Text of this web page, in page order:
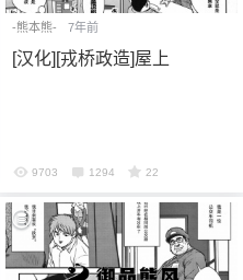
-熊本熊- 7年前
[汉化][戎桥政造]屋上
9703 1294 22